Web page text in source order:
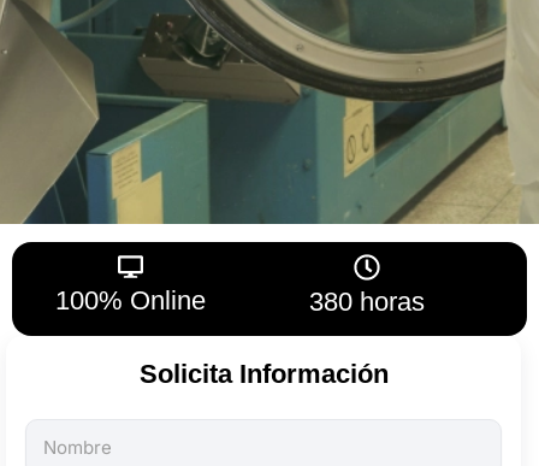
100% Online 380 horas
Solicita Información
Todos
los